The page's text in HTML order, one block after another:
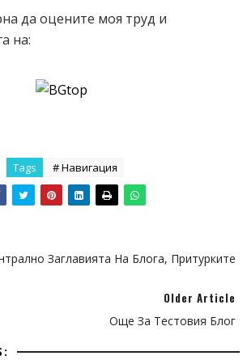
да оцените моя труд и
на:
Tags # Навигация
Заглавията На Блога, Притурките
Older Article
Още За Тестовия Блог